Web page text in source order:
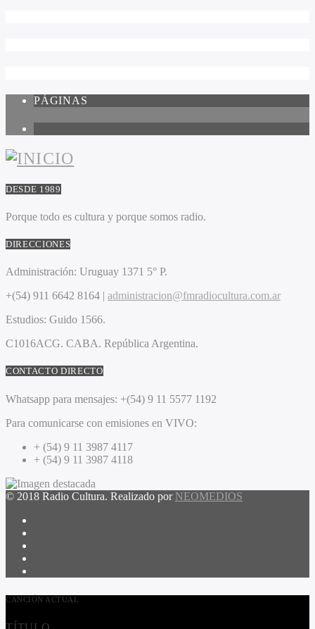
PÁGINAS
DESDE 1989
Porque todo es cultura y porque somos radio.
DIRECCIONES
Administración: Uruguay 1371 5° P.
+(54) 911 6642 8164 | administracion@fmradiocultura.com.ar
Estudios: Guido 1566.
C1016ACG. CABA. República Argentina.
CONTACTO DIRECTO
Whatsapp para mensajes: +(54) 9 11 5577 1192
Para comunicarse con emisiones en VIVO:
+ (54) 9 11 3987 4117
+ (54) 9 11 3987 4118
© 2018 Radio Cultura. Realizado por NEOMEDIOS
CANCIÓN ACTUAL